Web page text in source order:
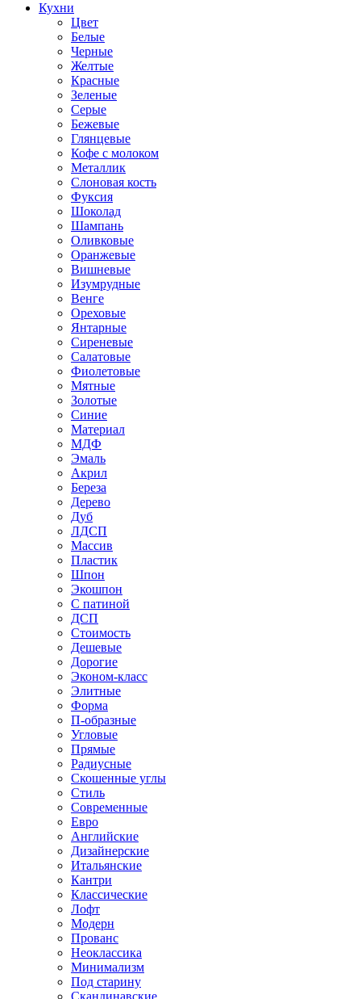
Кухни
Цвет
Белые
Черные
Желтые
Красные
Зеленые
Серые
Бежевые
Глянцевые
Кофе с молоком
Металлик
Слоновая кость
Фуксия
Шоколад
Шампань
Оливковые
Оранжевые
Вишневые
Изумрудные
Венге
Ореховые
Янтарные
Сиреневые
Салатовые
Фиолетовые
Мятные
Золотые
Синие
Материал
МДФ
Эмаль
Акрил
Береза
Дерево
Дуб
ЛДСП
Массив
Пластик
Шпон
Экошпон
С патиной
ДСП
Стоимость
Дешевые
Дорогие
Эконом-класс
Элитные
Форма
П-образные
Угловые
Прямые
Радиусные
Скошенные углы
Стиль
Современные
Евро
Английские
Дизайнерские
Итальянские
Кантри
Классические
Лофт
Модерн
Прованс
Неоклассика
Минимализм
Под старину
Скандинавские